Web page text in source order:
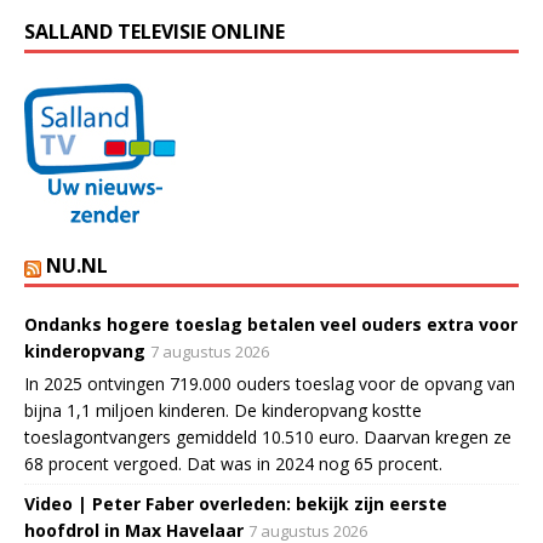
SALLAND TELEVISIE ONLINE
NU.NL
Ondanks hogere toeslag betalen veel ouders extra voor
kinderopvang 7 augustus 2026
In 2025 ontvingen 719.000 ouders toeslag voor de opvang van
bijna 1,1 miljoen kinderen. De kinderopvang kostte
toeslagontvangers gemiddeld 10.510 euro. Daarvan kregen ze
68 procent vergoed. Dat was in 2024 nog 65 procent.
Video | Peter Faber overleden: bekijk zijn eerste
hoofdrol in Max Havelaar 7 augustus 2026